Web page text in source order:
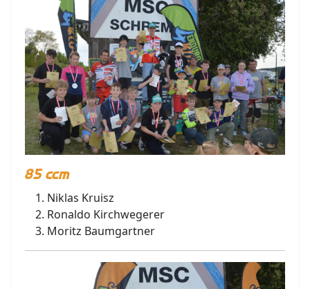
85 ccm
Niklas Kruisz
Ronaldo Kirchwegerer
Moritz Baumgartner